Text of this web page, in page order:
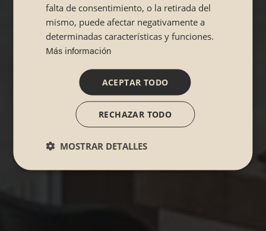
falta de consentimiento, o la retirada del
mismo, puede afectar negativamente a
determinadas características y funciones.
Más información
ACEPTAR TODO
RECHAZAR TODO
MOSTRAR DETALLES